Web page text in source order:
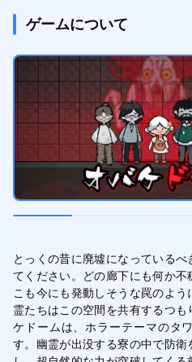
ゲームについて
とっくの昔に廃墟になっている
てください。どの廊下にも何か
こも今にも発動しそうな罠のよ
霊たちはこの空間を共有するつ
ケドームは、ホラーテーマのタ
す。幽霊が出没する寮の中で防